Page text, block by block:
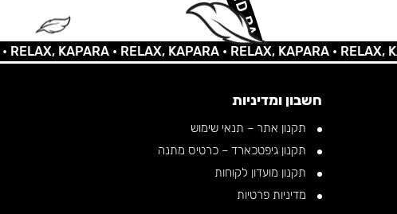
KAPARA •RELAX, KAPARA •RELAX, KAPARA •RELAX,
חשבון ומדיניות
תקנון אתר – תנאי שימוש
תקנון גיפטכארד – כרטיס מתנה
תקנון מועדון לקוחות
מדיניות פרטיות